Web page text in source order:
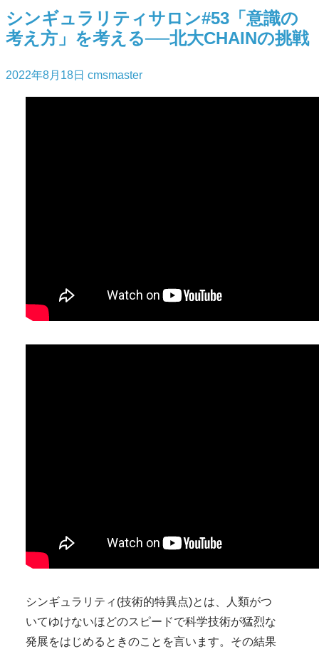
シンギュラリティサロン#53「意識の
考え方」を考える──北大CHAINの挑戦
2022年8月18日 cmsmaster
シンギュラリティ(技術的特異点)とは、人類がつ
いてゆけないほどのスピードで科学技術が猛烈な
発展をはじめるときのことを言います。その結果